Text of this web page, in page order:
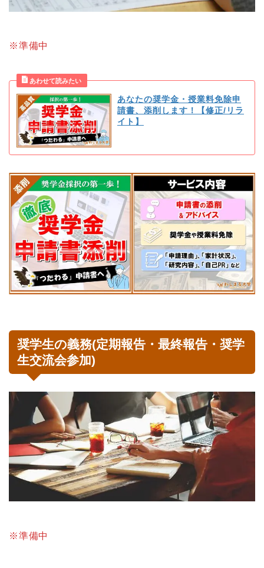
※準備中
あなたの奨学金・授業料免除申
請書、添削します！【修正/リラ
イト】
奨学生の義務(定期報告・最終報告・奨学
生交流会参加)
※準備中